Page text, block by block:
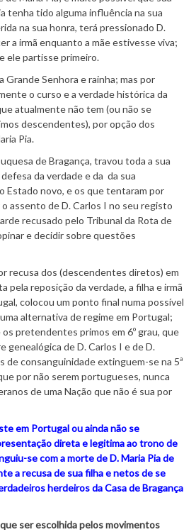
tenha tido alguma influência na sua
na sua honra, terá pressionado D.
a irmã enquanto a mãe estivesse viva;
ele partisse primeiro.
Grande Senhora e rainha; mas por
o curso e a verdade histórica da
atualmente não tem (ou não se
descendentes), por opção dos
Pia.
de Bragança, travou toda a sua
da verdade e da da sua
Estado novo, e os que tentaram por
assento de D. Carlos I no seu registo
recusado pelo Tribunal da Rota de
e decidir sobre questões
recusa dos (descendentes diretos) em
pela reposição da verdade, a filha e irmã
colocou um ponto final numa possível
alternativa de regime em Portugal;
pretendentes primos em 6º grau, que
genealógica de D. Carlos I e de D.
de consanguinidade extinguem-se na 5ª
por não serem portugueses, nunca
de uma Nação que não é sua por
em Portugal ou ainda não se
direta e legitima ao trono de
se com a morte de D. Maria Pia de
a recusa de sua filha e netos de se
herdeiros da Casa de Bragança
ser escolhida pelos movimentos